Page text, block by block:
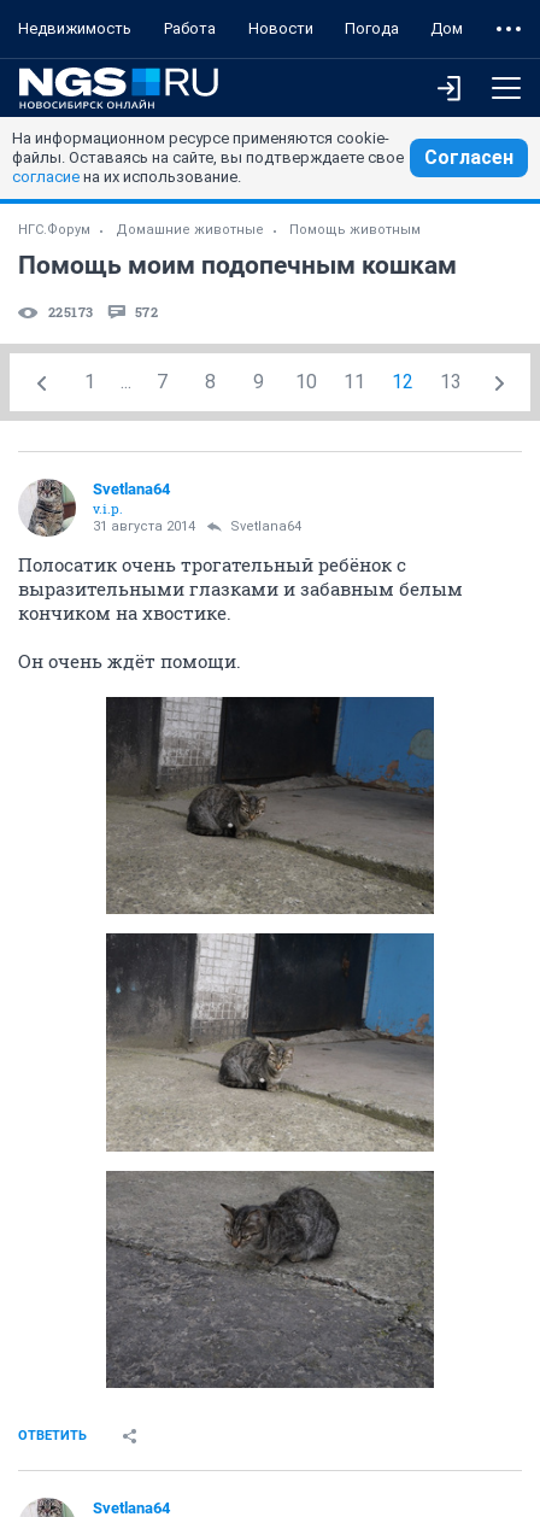
Недвижимость Работа Новости Погода Дом
На информационном ресурсе применяются cookie-
файлы. Оставаясь на сайте, вы подтверждаете свое
согласие на их использование.
Согласен
НГС.Форум Домашние животные Помощь животным
Помощь моим подопечным кошкам
225173 572
1 ... 7 8 9 10 11 12 13
Svetlana64
v.i.p.
31 августа 2014 Svetlana64
Полосатик очень трогательный ребёнок с
выразительными глазками и забавным белым
кончиком на хвостике.
Он очень ждёт помощи.
ОТВЕТИТЬ
Svetlana64